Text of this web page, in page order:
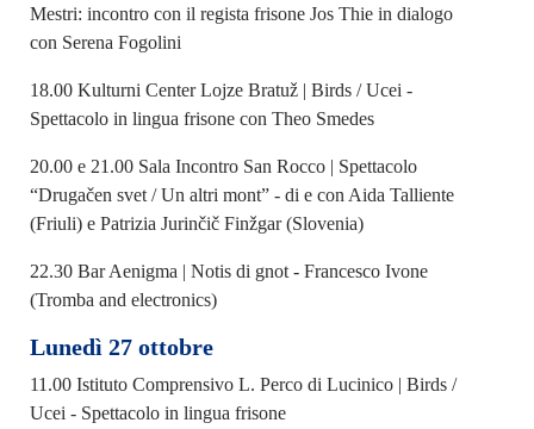
Mestri: incontro con il regista frisone Jos Thie in dialogo
con Serena Fogolini
18.00 Kulturni Center Lojze Bratuž | Birds / Ucei -
Spettacolo in lingua frisone con Theo Smedes
20.00 e 21.00 Sala Incontro San Rocco | Spettacolo
“Drugačen svet / Un altri mont” - di e con Aida Talliente
(Friuli) e Patrizia Jurinčič Finžgar (Slovenia)
22.30 Bar Aenigma | Notis di gnot - Francesco Ivone
(Tromba and electronics)
Lunedì 27 ottobre
11.00 Istituto Comprensivo L. Perco di Lucinico | Birds /
Ucei - Spettacolo in lingua frisone